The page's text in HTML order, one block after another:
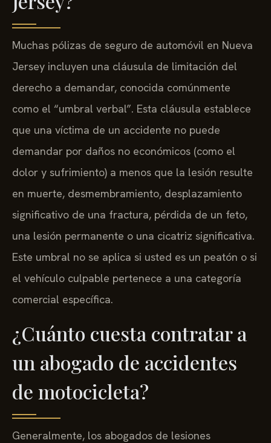
Muchas pólizas de seguro de automóvil en Nueva
Jersey incluyen una cláusula de limitación del
derecho a demandar, conocida comúnmente
como el “umbral verbal”. Esta cláusula establece
que una víctima de un accidente no puede
demandar por daños no económicos (como el
dolor y sufrimiento) a menos que la lesión resulte
en muerte, desmembramiento, desplazamiento
significativo de una fractura, pérdida de un feto,
una lesión permanente o una cicatriz significativa.
Este umbral no se aplica si usted es un peatón o si
el vehículo culpable pertenece a una categoría
comercial específica.
¿Cuánto cuesta contratar a
un abogado de accidentes
de motocicleta?
Generalmente, los abogados de lesiones